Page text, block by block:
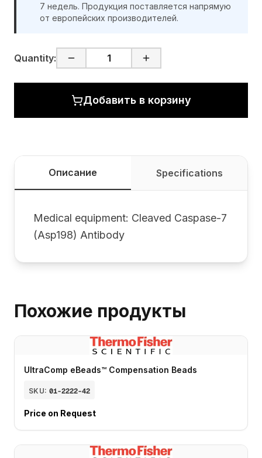
7 недель. Продукция поставляется напрямую
от европейских производителей.
Quantity:
Добавить в корзину
Описание Specifications
Medical equipment: Cleaved Caspase-7
(Asp198) Antibody
Похожие продукты
UltraComp eBeads™ Compensation Beads
SKU: 01-2222-42
Price on Request